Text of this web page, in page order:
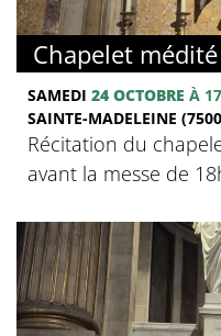
Chapelet médité
SAMEDI 24 OCTOBRE À
SAINTE-MADELEINE
Récitation du
avant la messe de